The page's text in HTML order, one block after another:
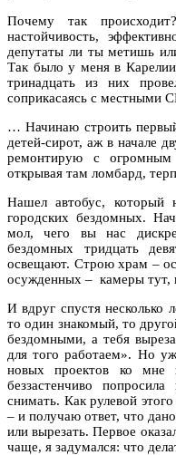
Почему так
настойчивость,
депутаты ли ты метишь
Так было у меня в
тринадцать из них
соприкасаясь с местными
… Начинаю строить
детей-сирот, аж в начале
ремонтирую с огромным
открывая там ломбард,
Нашел автобус, который
городских бездомных.
мол, чего вы нас
бездомных тридцать
освещают. Строю храм –
осужденных – камеры тут,
И вдруг спустя несколько
то один знакомый, то
бездомными, а тебя
для того работаем». Но
новых проектов ко мне
беззастенчиво
снимать. Как рулевой
– и получаю ответ, что
или вырезать. Первое
чаще, я задумался: что